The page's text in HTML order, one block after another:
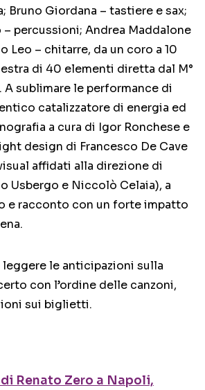
Bruno Giordana – tastiere e sax;
– percussioni; Andrea Maddalone
Leo – chitarre, da un coro a 10
di 40 elementi diretta dal M°
A sublimare le performance di
catalizzatore di energia ed
a cura di Igor Ronchese e
design di Francesco De Cave
affidati alla direzione di
Usbergo e Niccolò Celaia), a
e racconto con un forte impatto
le anticipazioni sulla
con l’ordine delle canzoni,
sui biglietti.
Renato Zero a Napoli,